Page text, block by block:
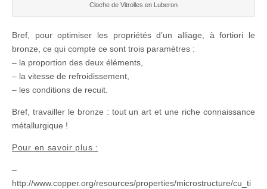
Cloche de Vitrolles en Luberon
Bref, pour optimiser les propriétés d’un alliage, à fortiori le
bronze, ce qui compte ce sont trois paramètres :
– la proportion des deux éléments,
– la vitesse de refroidissement,
– les conditions de recuit.
Bref, travailler le bronze : tout un art et une riche connaissance
métallurgique !
Pour en savoir plus :
–
http://www.copper.org/resources/properties/microstructure/cu_ti